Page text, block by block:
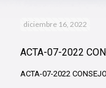
diciembre 16, 2022
ACTA-07-2022
ACTA-07-2022